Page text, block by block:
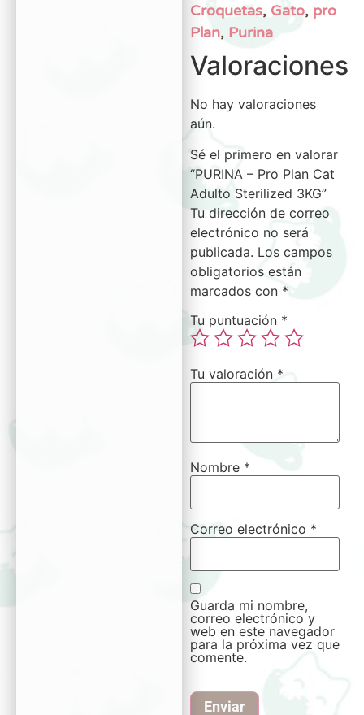
Croquetas, Gato, pro
Plan, Purina
Valoraciones
No hay valoraciones
aún.
Sé el primero en valorar
“PURINA – Pro Plan Cat
Adulto Sterilized 3KG”
Tu dirección de correo
electrónico no será
publicada. Los campos
obligatorios están
marcados con *
Tu puntuación *
Tu valoración *
Nombre *
Correo electrónico *
Guarda mi nombre,
correo electrónico y
web en este navegador
para la próxima vez que
comente.